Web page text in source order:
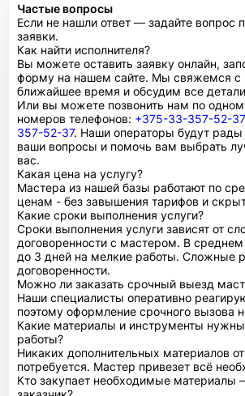
Частые вопросы
Если не нашли ответ — задайте вопрос
заявки.
Как найти исполнителя?
Вы можете оставить заявку онлайн,
форму на нашем сайте. Мы свяжемся с
ближайшее время и обсудим все
Или вы можете позвонить нам по
номеров телефонов: +375-33-357-52-37
357-52-37. Наши операторы будут рады
ваши вопросы и помочь вам выбрать
вас.
Какая цена на услугу?
Мастера из нашей базы работают по
ценам - без завышения тарифов и
Какие сроки выполнения услуги?
Сроки выполнения услуги зависят от
договоренности с мастером. В среднем
до 3 дней на мелкие работы. Сложные
договоренности.
Можно ли заказать срочный выезд
Наши специалисты оперативно
поэтому оформление срочного вызова
Какие материалы и инструменты
работы?
Никаких дополнительных материалов
потребуется. Мастер привезет всё
Кто закупает необходимые материалы